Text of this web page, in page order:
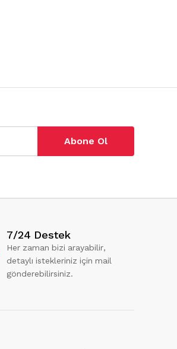
Abone Ol
7/24 Destek
Her zaman bizi arayabilir,
detaylı istekleriniz için mail
gönderebilirsiniz.